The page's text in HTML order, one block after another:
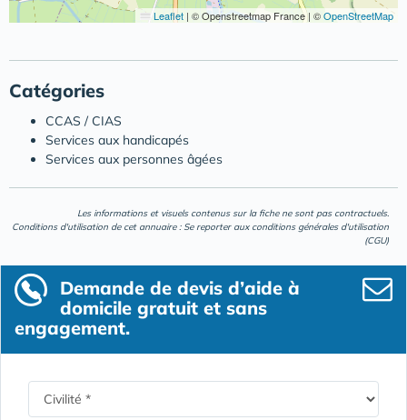
Leaflet | © Openstreetmap France | ©OpenStreetMap
Catégories
CCAS / CIAS
Services aux handicapés
Services aux personnes âgées
Les informations et visuels contenus sur la fiche ne sont pas contractuels.
Conditions d'utilisation de cet annuaire : Se reporter aux conditions générales d'utilisation
(CGU)
Demande de devis d’aide à
domicile gratuit et sans
engagement.